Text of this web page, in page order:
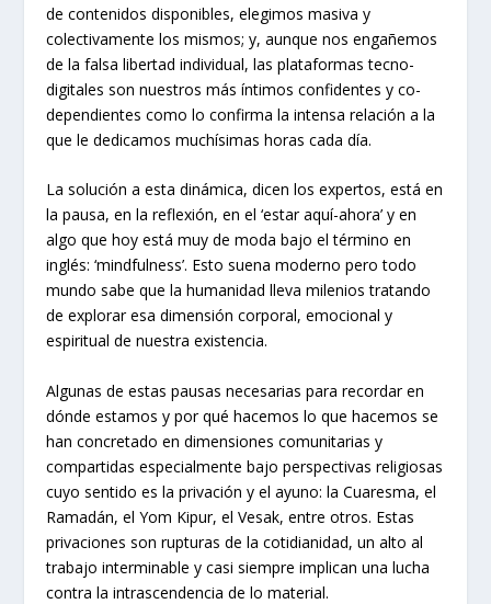
de contenidos disponibles, elegimos masiva y
colectivamente los mismos; y, aunque nos engañemos
de la falsa libertad individual, las plataformas tecno-
digitales son nuestros más íntimos confidentes y co-
dependientes como lo confirma la intensa relación a la
que le dedicamos muchísimas horas cada día.
La solución a esta dinámica, dicen los expertos, está en
la pausa, en la reflexión, en el ‘estar aquí-ahora’ y en
algo que hoy está muy de moda bajo el término en
inglés: ‘mindfulness’. Esto suena moderno pero todo
mundo sabe que la humanidad lleva milenios tratando
de explorar esa dimensión corporal, emocional y
espiritual de nuestra existencia.
Algunas de estas pausas necesarias para recordar en
dónde estamos y por qué hacemos lo que hacemos se
han concretado en dimensiones comunitarias y
compartidas especialmente bajo perspectivas religiosas
cuyo sentido es la privación y el ayuno: la Cuaresma, el
Ramadán, el Yom Kipur, el Vesak, entre otros. Estas
privaciones son rupturas de la cotidianidad, un alto al
trabajo interminable y casi siempre implican una lucha
contra la intrascendencia de lo material.